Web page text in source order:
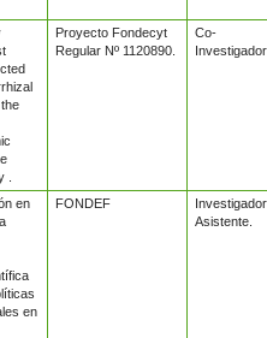
Proyecto Fondecyt
Regular Nº 1120890.
Co-
Investigador
en
en
FONDEF
Investigador
Asistente.